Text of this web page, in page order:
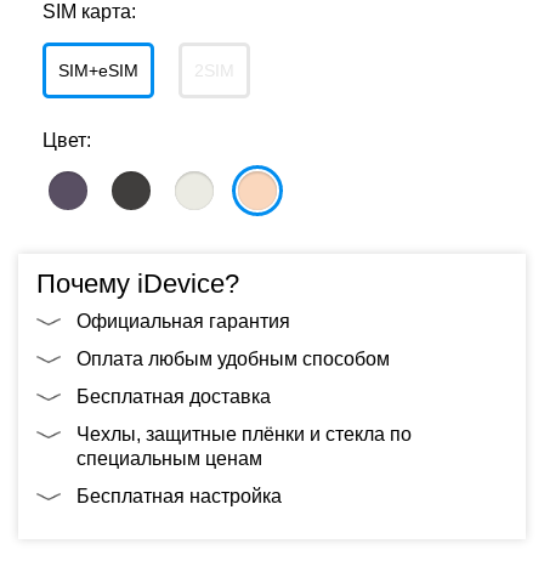
SIM карта:
SIM+eSIM 2SIM
Цвет:
Почему iDevice?
Официальная гарантия
Оплата любым удобным способом
Бесплатная доставка
Чехлы, защитные плёнки и стекла по
специальным ценам
Бесплатная настройка